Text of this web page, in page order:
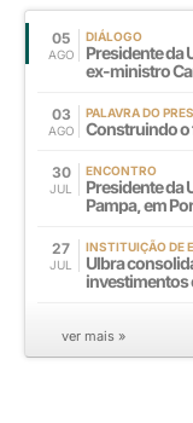
05
AGO
DIÁLOGO
Presidente da
ex-ministro
03
AGO
PALAVRA DO
Construindo o
30
JUL
ENCONTRO
Presidente da
Pampa, em
27
JUL
INSTITUIÇÃO DE
Ulbra
investimentos
ver mais »